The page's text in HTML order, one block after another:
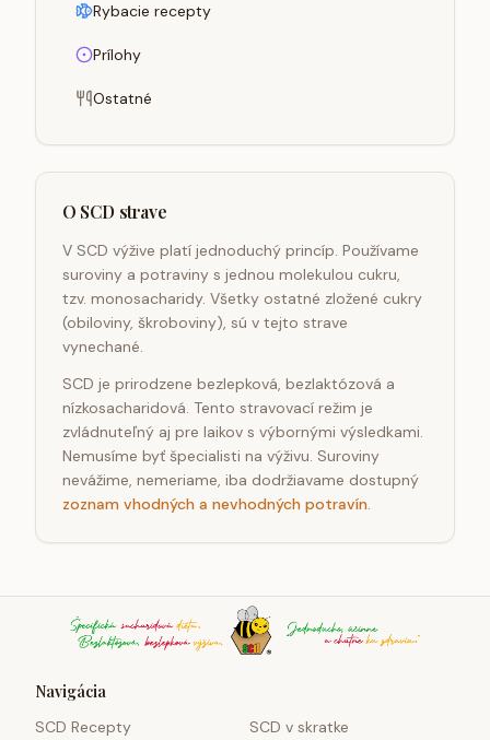
Rybacie recepty
Prílohy
Ostatné
O SCD strave
V SCD výžive platí jednoduchý princíp. Používame
suroviny a potraviny s jednou molekulou cukru,
tzv. monosacharidy. Všetky ostatné zložené cukry
(obiloviny, škroboviny), sú v tejto strave
vynechané.
SCD je prirodzene bezlepková, bezlaktózová a
nízkosacharidová. Tento stravovací režim je
zvládnuteľný aj pre laikov s výbornými výsledkami.
Nemusíme byť špecialisti na výživu. Suroviny
nevážime, nemeriame, iba dodržiavame dostupný
zoznam vhodných a nevhodných potravín.
Navigácia
SCD Recepty SCD v skratke